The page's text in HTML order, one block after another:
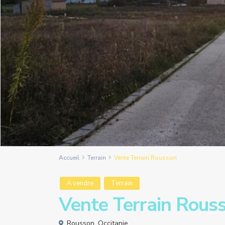
Accueil Terrain Vente Terrain Rousson
A vendre Terrain
Vente Terrain